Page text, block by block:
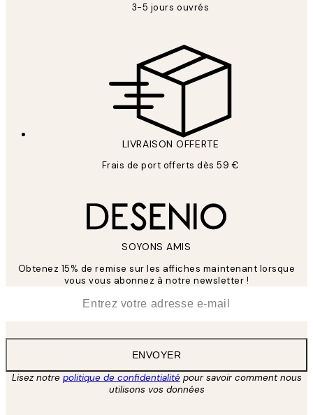
3-5 jours ouvrés
LIVRAISON OFFERTE
Frais de port offerts dès 59 €
SOYONS AMIS
Obtenez 15% de remise sur les affiches maintenant lorsque
vous vous abonnez à notre newsletter !
ENVOYER
Lisez notre politique de confidentialitépour savoir comment nous
utilisons vos données